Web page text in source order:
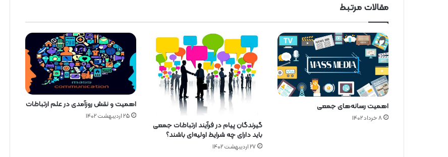
ی
ن
ت
ر
ن
ت
ی
ک
ی
ن
ب
گ
ر
م
مقالات مرتبط
اهمیت رسانه‌های جمعی
8 خرداد 1402
گیرندگان پیام در فرآیند ارتباطات جمعی
باید دارای چه شرایط اولیه‌ای باشند؟
27 اردیبهشت 1402
اهمیت و نقش روزآمدی در علم ارتباطات
25 اردیبهشت 1402